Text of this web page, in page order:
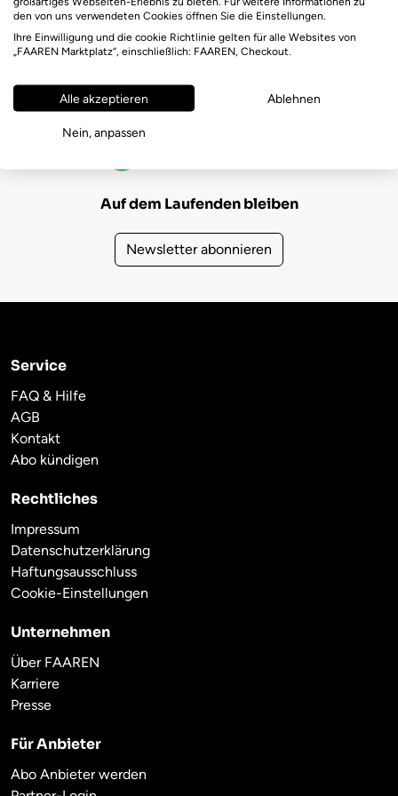
FAAREN Marktplatz Bewertungen
Auf dem Laufenden bleiben
Newsletter abonnieren
Service
FAQ & Hilfe
AGB
Kontakt
Abo kündigen
Rechtliches
Impressum
Datenschutzerklärung
Haftungsausschluss
Cookie-Einstellungen
Unternehmen
Über FAAREN
Karriere
Presse
Für Anbieter
Abo Anbieter werden
den von uns verwendeten Cookies öffnen Sie die Einstellungen.
Ihre Einwilligung und die cookie Richtlinie gelten für alle Websites von
„FAAREN Marktplatz“, einschließlich: FAAREN, Checkout.
Alle akzeptieren Ablehnen
Nein, anpassen